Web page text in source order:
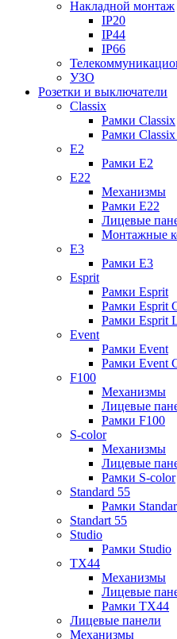
Накладной монтаж
IP20
IP44
IP66
УЗО
Розетки и выключатели
Classix
Рамки Classix
Рамки
E2
Рамки E2
E22
Механизмы
Рамки E22
Лицевые
Монтажные
E3
Рамки E3
Esprit
Рамки Esprit
Рамки Esprit
Рамки Esprit
Event
Рамки Event
Рамки Event
F100
Механизмы
Лицевые
Рамки F100
S-color
Механизмы
Лицевые
Рамки S-color
Standard 55
Рамки
Standart 55
Studio
Рамки Studio
TX44
Механизмы
Лицевые
Рамки TX44
Лицевые панели
Механизмы